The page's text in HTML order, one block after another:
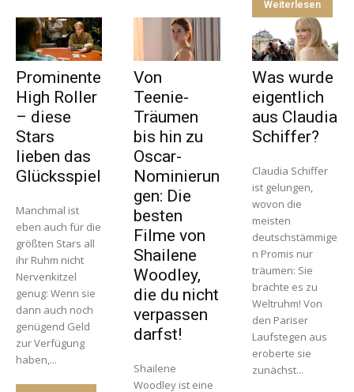
Weiterlesen
Prominente
High Roller
– diese
Stars
lieben das
Glücksspiel
Manchmal ist
eben auch für die
größten Stars all
ihr Ruhm nicht
Nervenkitzel
genug: Wenn sie
dann auch noch
genügend Geld
zur Verfügung
haben,...
Von
Teenie-
Träumen
bis hin zu
Oscar-
Nominierun
gen: Die
besten
Filme von
Shailene
Woodley,
die du nicht
verpassen
darfst!
Shailene
Woodley ist eine
Was wurde
eigentlich
aus Claudia
Schiffer?
Claudia Schiffer
ist gelungen,
wovon die
meisten
deutschstämmige
n Promis nur
träumen: Sie
brachte es zu
Weltruhm! Von
den Pariser
Laufstegen aus
eroberte sie
zunächst...